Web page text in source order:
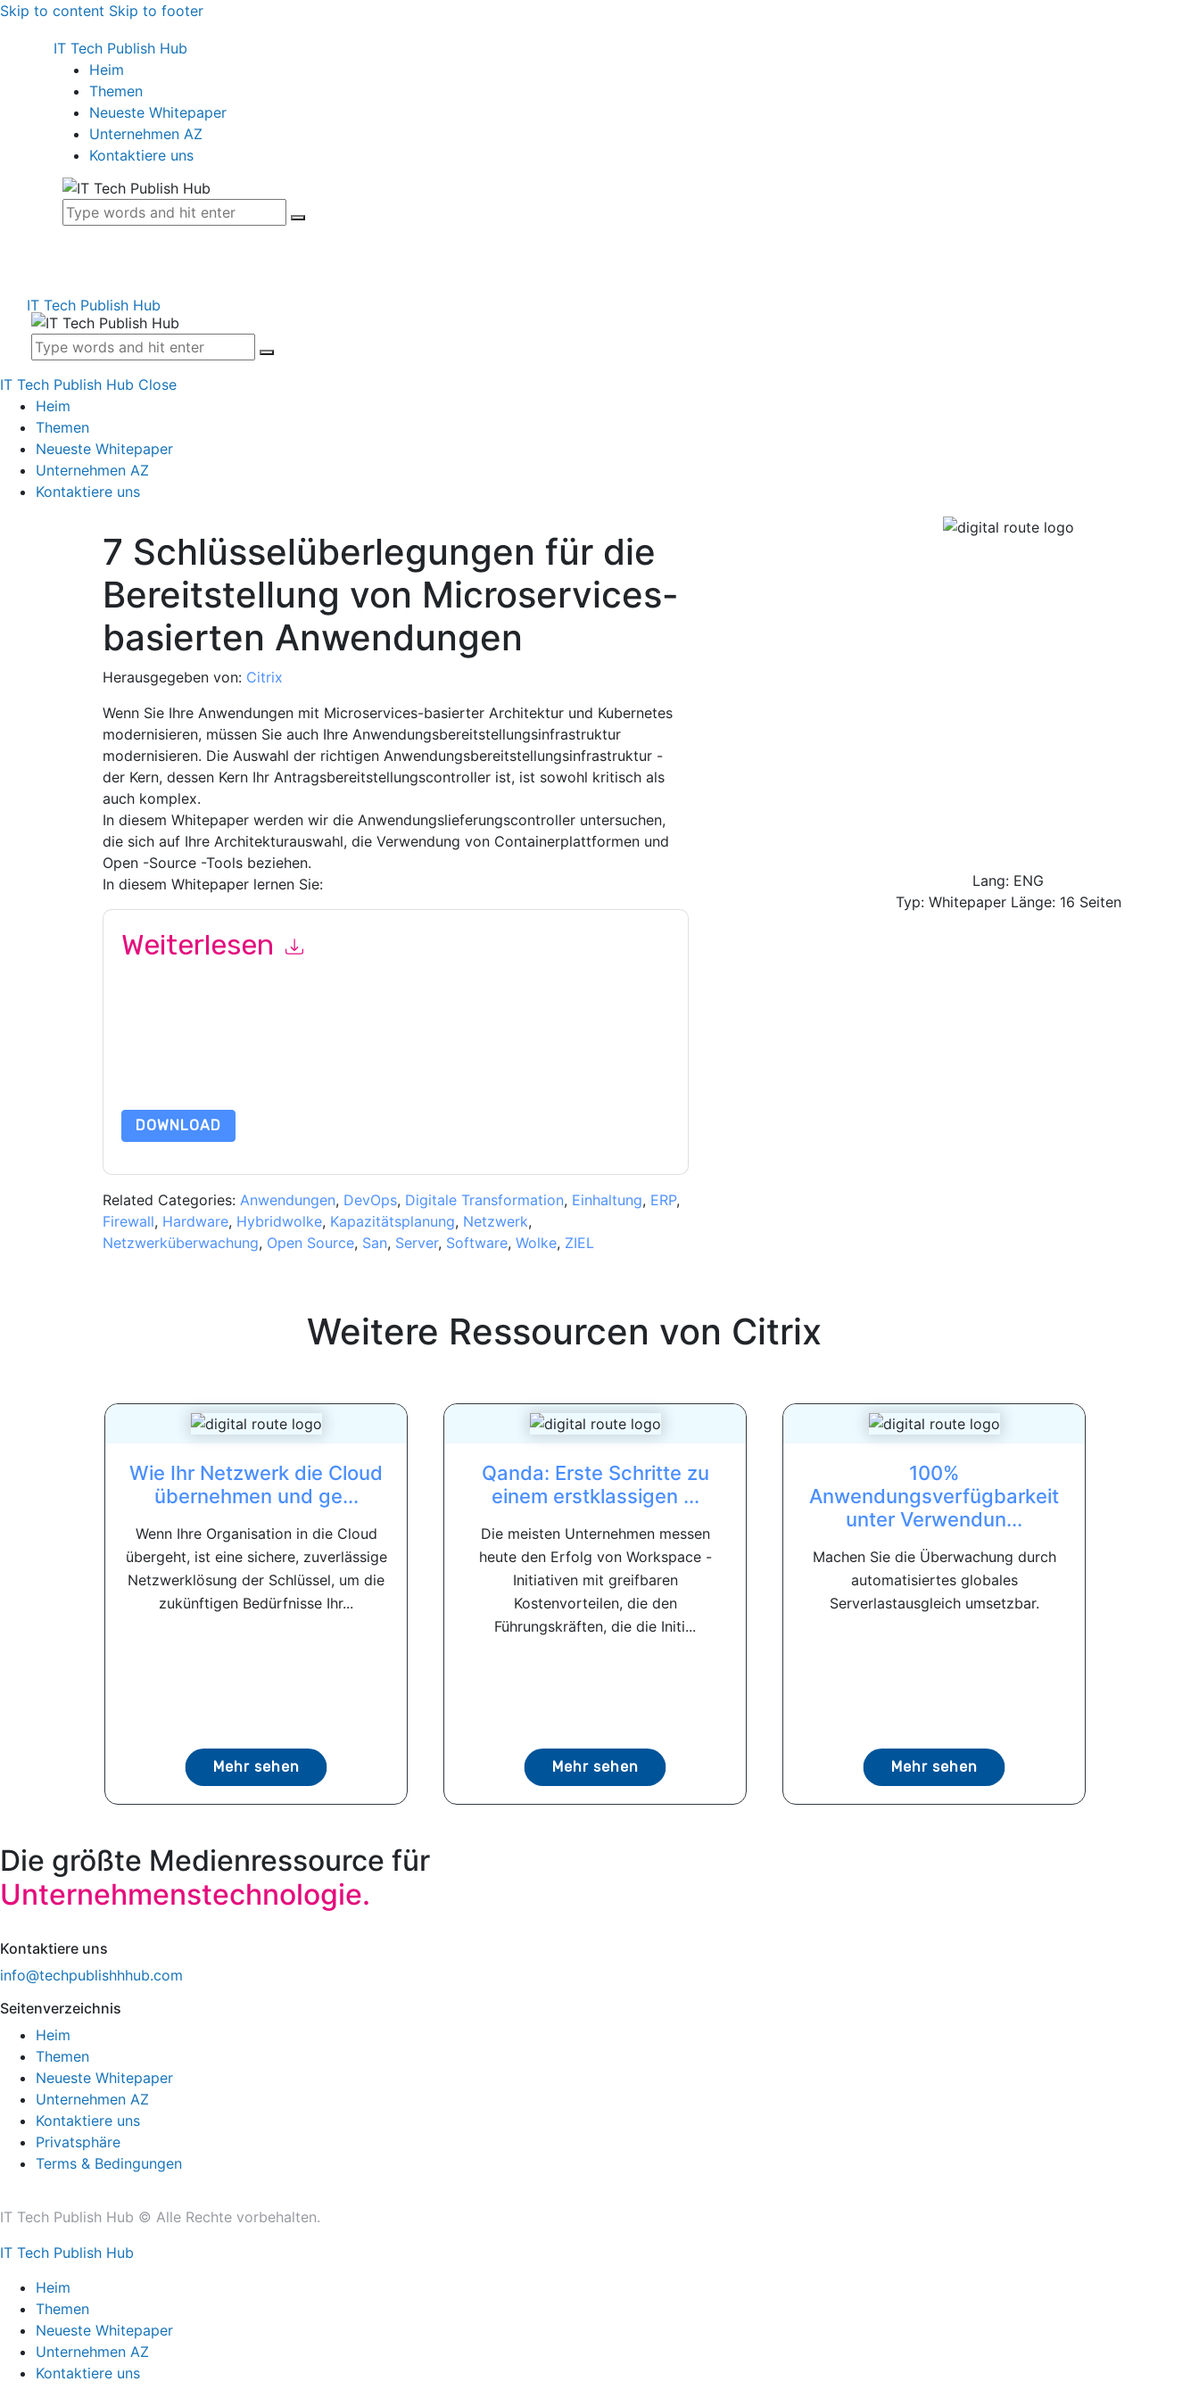
Skip to content Skip to footer
IT Tech Publish Hub
Heim
Themen
Neueste Whitepaper
Unternehmen AZ
Kontaktiere uns
IT Tech Publish Hub
IT Tech Publish Hub Close
Heim
Themen
Neueste Whitepaper
Unternehmen AZ
Kontaktiere uns
7 Schlüsselüberlegungen für die
Bereitstellung von Microservices-
basierten Anwendungen
Herausgegeben von: Citrix
Wenn Sie Ihre Anwendungen mit Microservices-basierter Architektur und Kubernetes
modernisieren, müssen Sie auch Ihre Anwendungsbereitstellungsinfrastruktur
modernisieren. Die Auswahl der richtigen Anwendungsbereitstellungsinfrastruktur -
der Kern, dessen Kern Ihr Antragsbereitstellungscontroller ist, ist sowohl kritisch als
auch komplex.
In diesem Whitepaper werden wir die Anwendungslieferungscontroller untersuchen,
die sich auf Ihre Architekturauswahl, die Verwendung von Containerplattformen und
Open -Source -Tools beziehen.
In diesem Whitepaper lernen Sie:
Weiterlesen
DOWNLOAD
Related Categories: Anwendungen, DevOps, Digitale Transformation, Einhaltung, ERP,
Firewall, Hardware, Hybridwolke, Kapazitätsplanung, Netzwerk,
Netzwerküberwachung, Open Source, San, Server, Software, Wolke, ZIEL
Lang: ENG
Typ: Whitepaper Länge: 16 Seiten
Weitere Ressourcen von Citrix
Wie Ihr Netzwerk die Cloud
übernehmen und ge...
Wenn Ihre Organisation in die Cloud
übergeht, ist eine sichere, zuverlässige
Netzwerklösung der Schlüssel, um die
zukünftigen Bedürfnisse Ihr...
Mehr sehen
Qanda: Erste Schritte zu
einem erstklassigen ...
Die meisten Unternehmen messen
heute den Erfolg von Workspace -
Initiativen mit greifbaren
Kostenvorteilen, die den
Führungskräften, die die Initi...
Mehr sehen
100%
Anwendungsverfügbarkeit
unter Verwendun...
Machen Sie die Überwachung durch
automatisiertes globales
Serverlastausgleich umsetzbar.
Mehr sehen
Die größte Medienressource für
Unternehmenstechnologie.
Kontaktiere uns
info@techpublishhhub.com
Seitenverzeichnis
Heim
Themen
Neueste Whitepaper
Unternehmen AZ
Kontaktiere uns
Privatsphäre
Terms & Bedingungen
IT Tech Publish Hub © Alle Rechte vorbehalten.
IT Tech Publish Hub
Heim
Themen
Neueste Whitepaper
Unternehmen AZ
Kontaktiere uns